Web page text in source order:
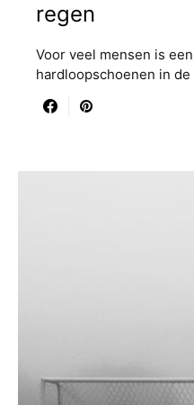
regen
Voor veel mensen is
hardloopschoenen in